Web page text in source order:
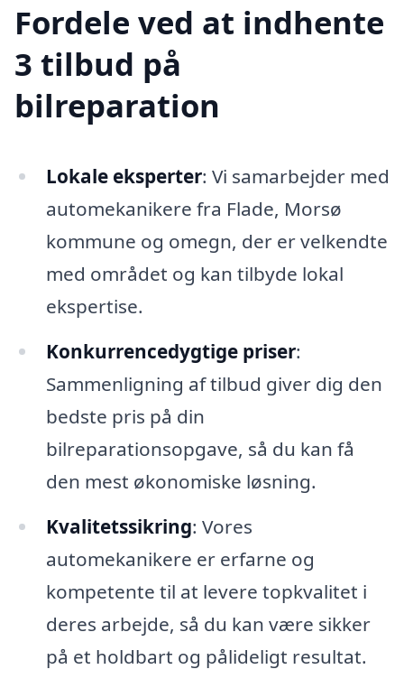
Fordele ved at indhente
3 tilbud på
bilreparation
Lokale eksperter: Vi samarbejder med
automekanikere fra Flade, Morsø
kommune og omegn, der er velkendte
med området og kan tilbyde lokal
ekspertise.
Konkurrencedygtige priser:
Sammenligning af tilbud giver dig den
bedste pris på din
bilreparationsopgave, så du kan få
den mest økonomiske løsning.
Kvalitetssikring: Vores
automekanikere er erfarne og
kompetente til at levere topkvalitet i
deres arbejde, så du kan være sikker
på et holdbart og pålideligt resultat.